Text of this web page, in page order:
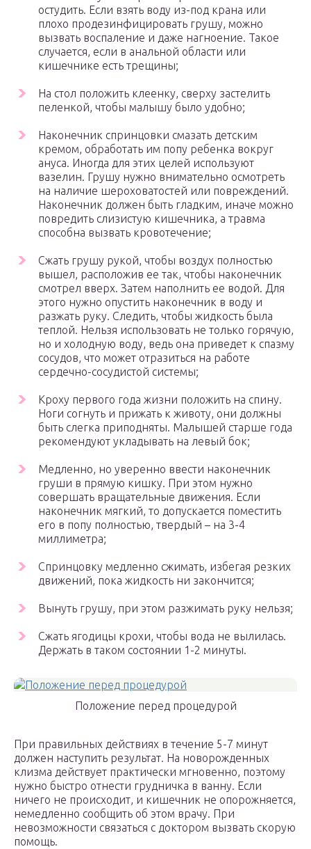
остудить. Если взять воду из-под крана или
плохо продезинфицировать грушу, можно
вызвать воспаление и даже нагноение. Такое
случается, если в анальной области или
кишечнике есть трещины;
На стол положить клеенку, сверху застелить
пеленкой, чтобы малышу было удобно;
Наконечник спринцовки смазать детским
кремом, обработать им попу ребенка вокруг
ануса. Иногда для этих целей используют
вазелин. Грушу нужно внимательно осмотреть
на наличие шероховатостей или повреждений.
Наконечник должен быть гладким, иначе можно
повредить слизистую кишечника, а травма
способна вызвать кровотечение;
Сжать грушу рукой, чтобы воздух полностью
вышел, расположив ее так, чтобы наконечник
смотрел вверх. Затем наполнить ее водой. Для
этого нужно опустить наконечник в воду и
разжать руку. Следить, чтобы жидкость была
теплой. Нельзя использовать не только горячую,
но и холодную воду, ведь она приведет к спазму
сосудов, что может отразиться на работе
сердечно-сосудистой системы;
Кроху первого года жизни положить на спину.
Ноги согнуть и прижать к животу, они должны
быть слегка приподняты. Малышей старше года
рекомендуют укладывать на левый бок;
Медленно, но уверенно ввести наконечник
груши в прямую кишку. При этом нужно
совершать вращательные движения. Если
наконечник мягкий, то допускается поместить
его в попу полностью, твердый – на 3-4
миллиметра;
Спринцовку медленно сжимать, избегая резких
движений, пока жидкость ни закончится;
Вынуть грушу, при этом разжимать руку нельзя;
Сжать ягодицы крохи, чтобы вода не вылилась.
Держать в таком состоянии 1-2 минуты.
Положение перед процедурой
При правильных действиях в течение 5-7 минут
должен наступить результат. На новорожденных
клизма действует практически мгновенно, поэтому
нужно быстро отнести грудничка в ванну. Если
ничего не происходит, и кишечник не опорожняется,
немедленно сообщить об этом врачу. При
невозможности связаться с доктором вызвать скорую
помощь.